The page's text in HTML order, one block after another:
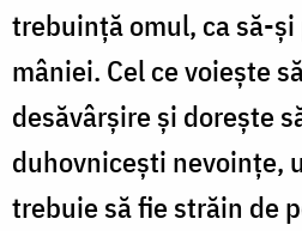
trebuinţă omul, ca să-
mâniei. Cel ce voieşte
desăvârşire şi doreşte
duhovniceşti nevoinţe,
trebuie să fie străin de